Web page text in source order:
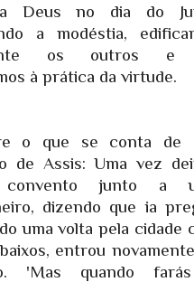
Deus no dia do
a modéstia,
os outros e
à prática da virtude.
o que se conta de
de Assis: Uma vez
junto a
dizendo que ia
uma volta pela cidade
entrou
'Mas quando